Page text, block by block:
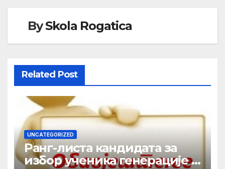
BySkola Rogatica
Related Post
UNCATEGORIZED
Ранг-листа кандидата за
избор ученика генерације у